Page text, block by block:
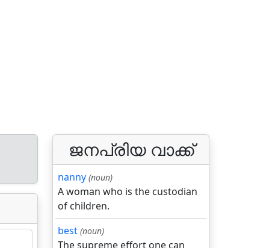
ജനപ്രിയ വാക്ക്
nanny (noun)
A woman who is the custodian
of children.
best (noun)
The supreme effort one can